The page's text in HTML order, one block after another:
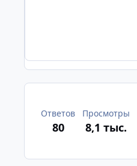
Ответов
80
Просмотры
8,1 тыс.